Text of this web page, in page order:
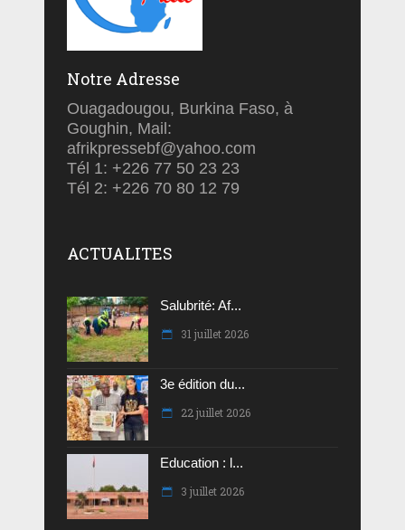
Notre Adresse
Ouagadougou, Burkina Faso, à
Goughin, Mail:
afrikpressebf@yahoo.com
Tél 1: +226 77 50 23 23
Tél 2: +226 70 80 12 79
ACTUALITES
Salubrité: Af...
31 juillet 2026
3e édition du...
22 juillet 2026
Education : l...
3 juillet 2026